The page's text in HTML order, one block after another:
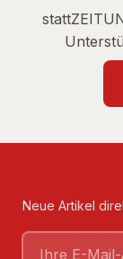
Neue Artikel